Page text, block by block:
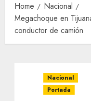
Home
Nacional
Megachoque en
conductor de camión
Nacional
Portada